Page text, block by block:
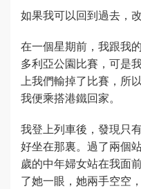
如果我可以回到過去，
在一個星期前，我跟我
多利亞公園比賽，可是
上我們輸掉了比賽，所
我便乘搭港鐵回家。
我登上列車後，發現只
好坐在那裏。過了兩個
歲的中年婦女站在我面
了她一眼，她兩手空空